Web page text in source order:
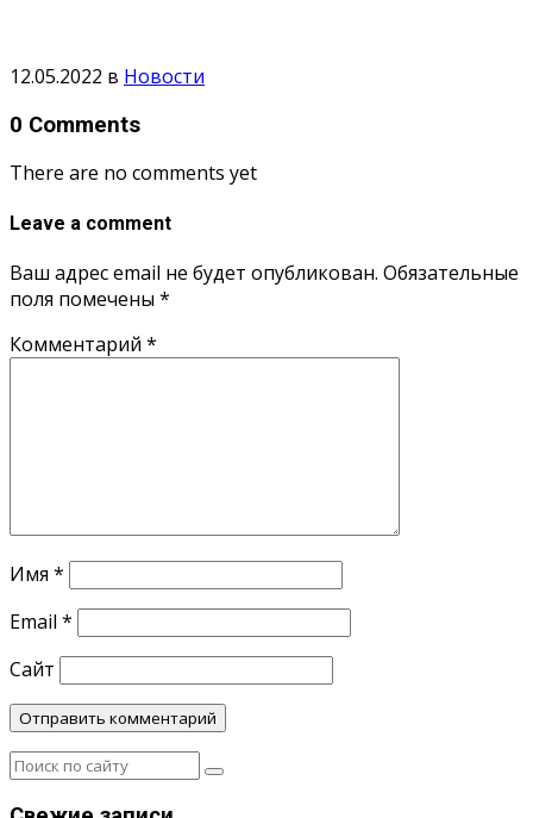
12.05.2022 в Новости
0 Comments
There are no comments yet
Leave a comment
Ваш адрес email не будет опубликован. Обязательные
поля помечены *
Комментарий *
Имя *
Email *
Сайт